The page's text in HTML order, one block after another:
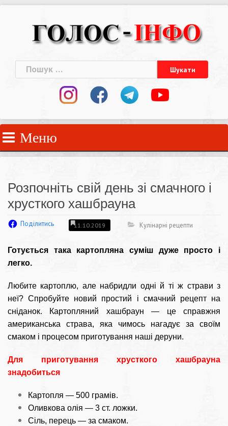
Пошук:
Меню
Розпочніть свій день зі смачного і
хрусткого хашбрауна
Поділитись 11.10.2019 Кулінарні рецепти
Готується така картопляна суміш дуже просто і
легко.
Любите картоплю, але набридли одні й ті ж страви з
неї? Спробуйте новий простий і смачний рецепт на
сніданок. Картопляний хашбраун — це справжня
американська страва, яка чимось нагадує за своїм
смаком і процесом приготування наші деруни.
Для приготування хрусткого хашбрауна
знадобиться
Картопля — 500 грамів.
Оливкова олія — 3 ст. ложки.
Сіль, перець — за смаком.